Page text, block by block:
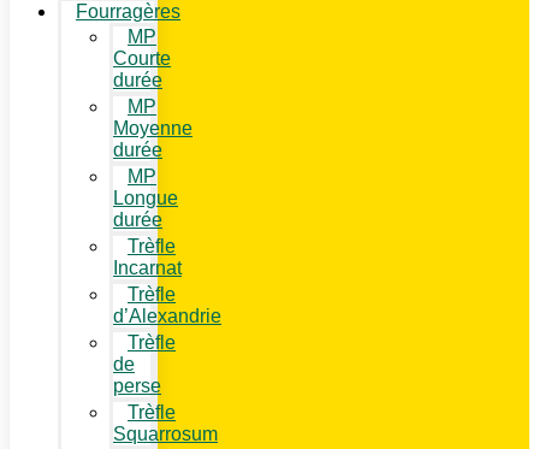
Fourragères
MP
Courte
durée
MP
Moyenne
durée
MP
Longue
durée
Trèfle
Incarnat
Trèfle
d’Alexandrie
Trèfle
de
perse
Trèfle
Squarrosum